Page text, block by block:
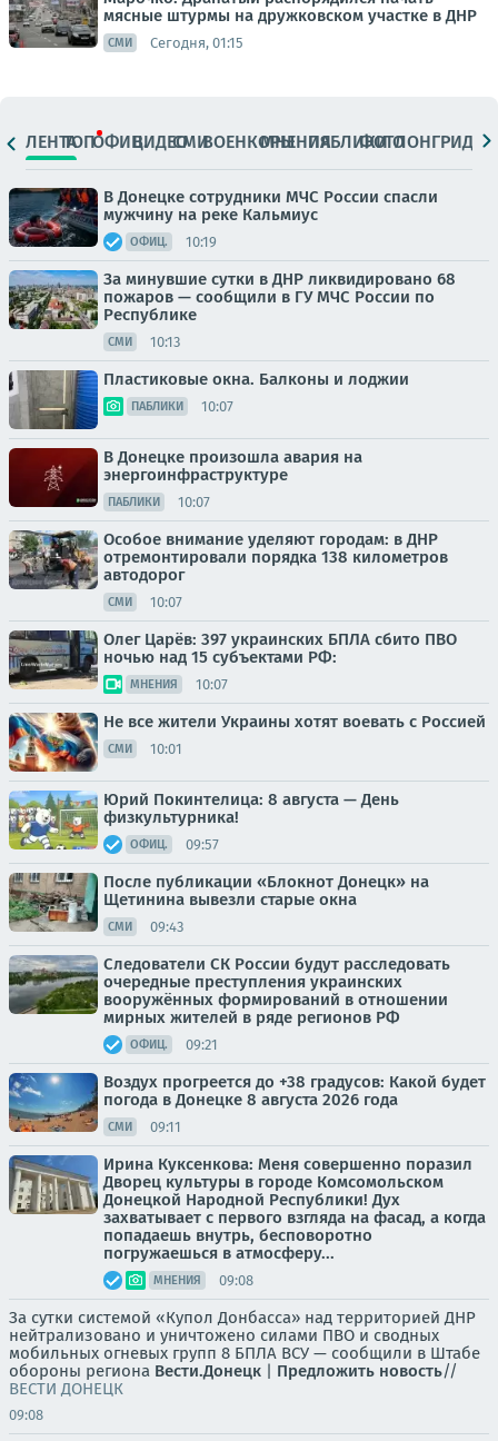
мясные штурмы на дружковском участке в ДНР
СМИ Сегодня, 01:15
ЛЕНТАТОПОФИЦ.ВИДЕОСМИВОЕНКОРЫМНЕНИЯПАБЛИКИ
ФОТОЛОНГРИДЫ
В Донецке сотрудники МЧС России спасли
мужчину на реке Кальмиус
ОФИЦ. 10:19
За минувшие сутки в ДНР ликвидировано 68
пожаров — сообщили в ГУ МЧС России по
Республике
СМИ 10:13
Пластиковые окна. Балконы и лоджии
ПАБЛИКИ 10:07
В Донецке произошла авария на
энергоинфраструктуре
ПАБЛИКИ 10:07
Особое внимание уделяют городам: в ДНР
отремонтировали порядка 138 километров
автодорог
СМИ 10:07
Олег Царёв: 397 украинских БПЛА сбито ПВО
ночью над 15 субъектами РФ:
МНЕНИЯ 10:07
Не все жители Украины хотят воевать с Россией
СМИ 10:01
Юрий Покинтелица: 8 августа — День
физкультурника!
ОФИЦ. 09:57
После публикации «Блокнот Донецк» на
Щетинина вывезли старые окна
СМИ 09:43
Следователи СК России будут расследовать
очередные преступления украинских
вооружённых формирований в отношении
мирных жителей в ряде регионов РФ
ОФИЦ. 09:21
Воздух прогреется до +38 градусов: Какой будет
погода в Донецке 8 августа 2026 года
СМИ 09:11
Ирина Куксенкова: Меня совершенно поразил
Дворец культуры в городе Комсомольском
Донецкой Народной Республики! Дух
захватывает с первого взгляда на фасад, а когда
попадаешь внутрь, бесповоротно
погружаешься в атмосферу...
МНЕНИЯ 09:08
За сутки системой «Купол Донбасса» над территорией ДНР
нейтрализовано и уничтожено силами ПВО и сводных
мобильных огневых групп 8 БПЛА ВСУ — сообщили в Штабе
обороны региона Вести.Донецк | Предложить новость//
ВЕСТИ ДОНЕЦК
09:08